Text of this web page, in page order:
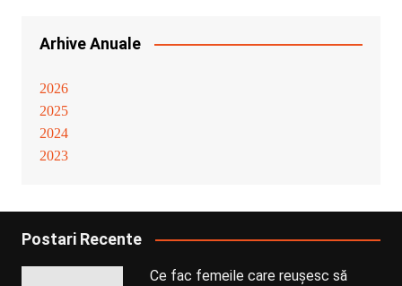
Arhive Anuale
2026
2025
2024
2023
Postari Recente
Ce fac femeile care reușesc să